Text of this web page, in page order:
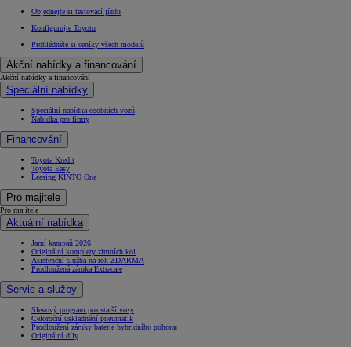
Objednejte si testovací jízdu
Konfigurujte Toyotu
Prohlédněte si ceníky všech modelů
Akční nabídky a financování
Akční nabídky a financování
Speciální nabídky
Speciální nabídka osobních vozů
Nabídka pro firmy
Financování
Toyota Kredit
Toyota Easy
Leasing KINTO One
Pro majitele
Pro majitele
Aktuální nabídka
Jarní kampaň 2026
Originální komplety zimních kol
Asistenční služba na rok ZDARMA
Prodloužená záruka Extracare
Servis a služby
Slevový program pro starší vozy
Celoroční uskladnění pneumatik
Prodloužení záruky baterie hybridního pohonu
Originální díly